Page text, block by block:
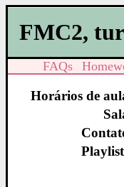
FMC2,
FAQs
Horários de